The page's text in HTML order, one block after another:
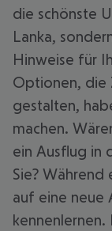
die schönste
Lanka,
Hinweise für
Optionen, die
gestalten,
machen.
ein Ausflug in
Sie? Während
auf eine neue